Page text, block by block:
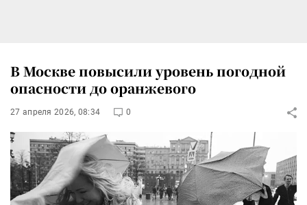
В Москве повысили уровень погодной
опасности до оранжевого
27 апреля 2026, 08:34 0